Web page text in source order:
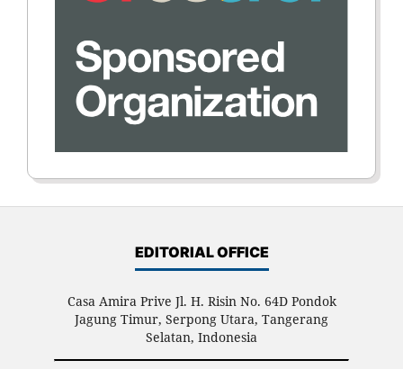
EDITORIAL OFFICE
Casa Amira Prive Jl. H. Risin No. 64D Pondok
Jagung Timur, Serpong Utara, Tangerang
Selatan, Indonesia